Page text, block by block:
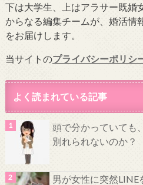
下は大学生、上はアラサー既婚
からなる編集チームが、婚活情
をお届けします。
当サイトのプライバシーポリシ
よく読まれている記事
頭で分かっていても
別れられないのか？
男が女性に突然LINE